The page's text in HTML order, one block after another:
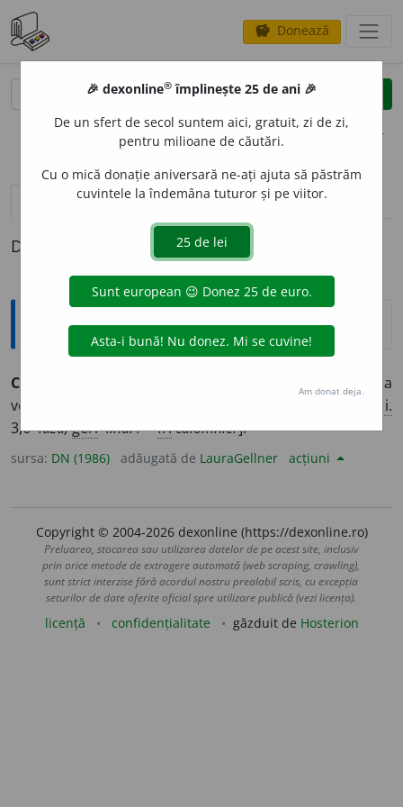
savings Donează
clear
opțiuni
definiții (1) pronunțievolume_up (1)
Definiția cu ID-ul 397749:
Explicative DEX
CALOMNI
A spune calomnii (la adresa cuiva), a
vorbi pe cineva de rău; a defăima, a bîrfi. [
p. i.
3,6-iază,ger.-iind./ <fr.calomnier].
sursa: DN (1986) adăugată de LauraGellner acțiuni
Copyright © 2004-2026 dexonline (https://dexonline.ro)
Preluarea, stocarea sau utilizarea datelor de pe acest site, inclusiv
prin orice metode de extragere automată (web scraping, crawling),
sunt strict interzise fără acordul nostru prealabil scris, cu excepția
seturilor de date oferite oficial spre utilizare publică (vezi licența).
licență confidențialitate găzduit de Hosterion
🎉 dexonline® împlinește 25 de ani 🎉
De un sfert de secol suntem aici, gratuit, zi de zi,
pentru milioane de căutări.
Cu o mică donație aniversară ne-ați ajuta să păstrăm
cuvintele la îndemâna tuturor și pe viitor.
Am donat deja.